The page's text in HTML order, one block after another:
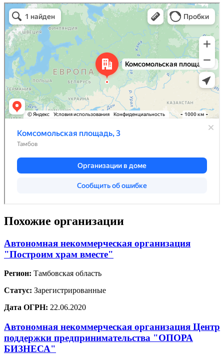
Похожие организации
Автономная некоммерческая организация
"Построим храм вместе"
Регион: Тамбовская область
Статус: Зарегистрированные
Дата ОГРН: 22.06.2020
Автономная некоммерческая организация Центр
поддержки предпринимательства "ОПОРА
БИЗНЕСА"